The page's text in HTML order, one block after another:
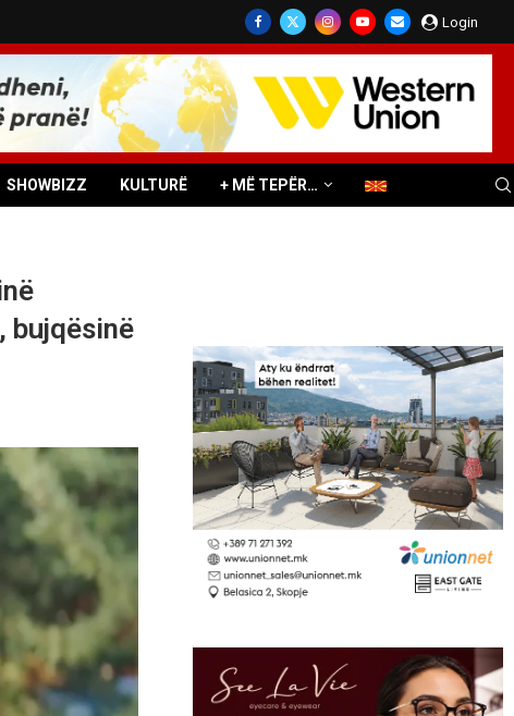
Login
SHOWBIZZ KULTURË + MË TEPËR…
bujqësinë